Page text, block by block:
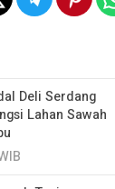
Deli Serdang
Lahan Sawah